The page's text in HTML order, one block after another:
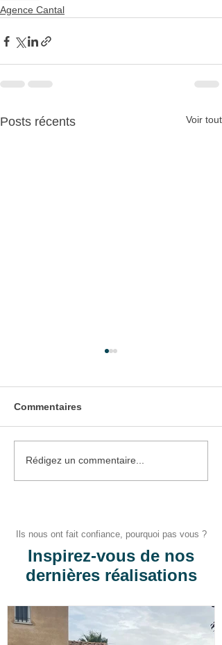
Agence Cantal
Posts récents Voir tout
Pose de Portes de
Commentaires
Rédigez un commentaire...
Ils nous ont fait confiance, pourquoi pas vous ?
Inspirez-vous de nos
dernières réalisations